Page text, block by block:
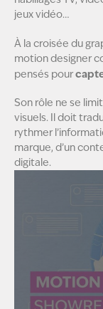
jeux vidéo…
À la croisée du
motion designer
pensés pour
Son rôle ne se
visuels. Il doit
rythmer
marque, d’un
digitale.